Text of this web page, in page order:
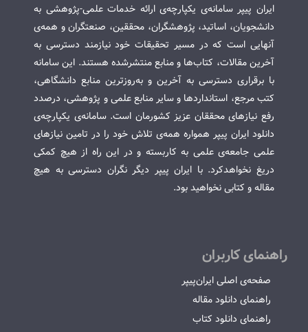
ایران پیپر سامانه‌ی یکپارچه‌ی ارائه خدمات علمی-پژوهشی به
دانشجویان، اساتید، پژوهشگران، محققین، صنعتگران و همه‌ی
آنهایی است که در مسیر تحقیقات خود نیازمند دسترسی به
آخرین مقالات، کتاب‌ها و منابع منتشرشده هستند. این سامانه
با برقراری دسترسی به آخرین و به‌روزترین منابع دانشگاهی،
کتب مرجع، استانداردها و سایر منابع علمی و پژوهشی، درصدد
رفع نیازهای محققان عزیز کشورمان است. سامانه‌ی یکپارچه‌ی
دانلود ایران پیپر همواره همه‌ی تلاش خود را در تامین نیازهای
علمی جامعه‌ی علمی به کاربسته و در این راه از هیچ کمکی
دریغ نخواهدکرد. با ایران پیپر دیگر نگران دسترسی به هیچ
مقاله و کتابی نخواهید بود.
راهنمای کاربران
صفحه‌ی اصلی ایران‌پیپر
راهنمای دانلود مقاله
راهنمای دانلود کتاب